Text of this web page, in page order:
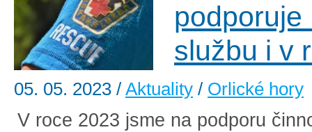
podporuje
službu i v
05. 05. 2023 / Aktuality / Orlické hory
V roce 2023 jsme na podporu